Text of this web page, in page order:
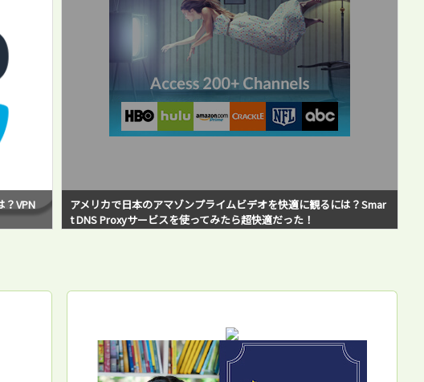
？Smar
海外在住で日本の銀行から在住先の銀行へ海外送金！WISE（旧Tran
sferWise）の使い方をステップ・バイ・ステップで解説！私の失敗
例と対策方法も紹介！